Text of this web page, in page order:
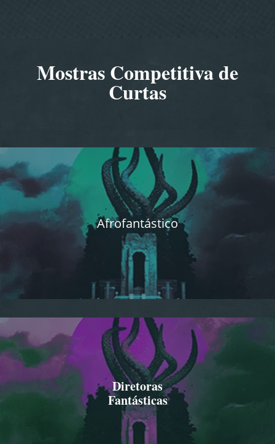
Mostras Competitiva de
Curtas
Afrofantástico
Diretoras
Fantásticas